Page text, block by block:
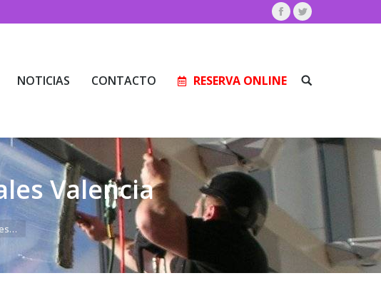
Facebook
Twitter
NOTICIAS CONTACTO RESERVA ONLINE Buscar:
Valencia